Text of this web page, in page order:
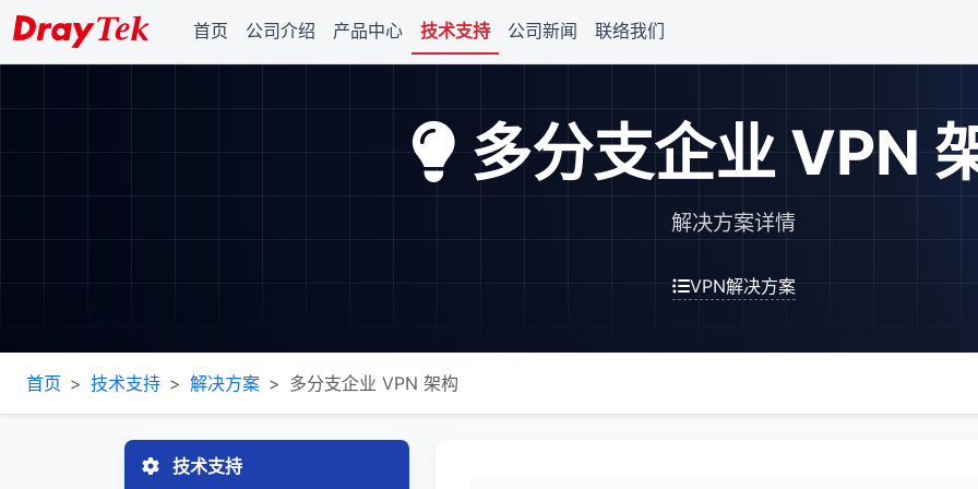
首页 公司介绍 产品中心 技术支持 公司新闻 联络我们
多分支企业 VPN
解决方案详情
VPN解决方案
首页 技术支持 解决方案 多分支企业 VPN 架构
技术支持